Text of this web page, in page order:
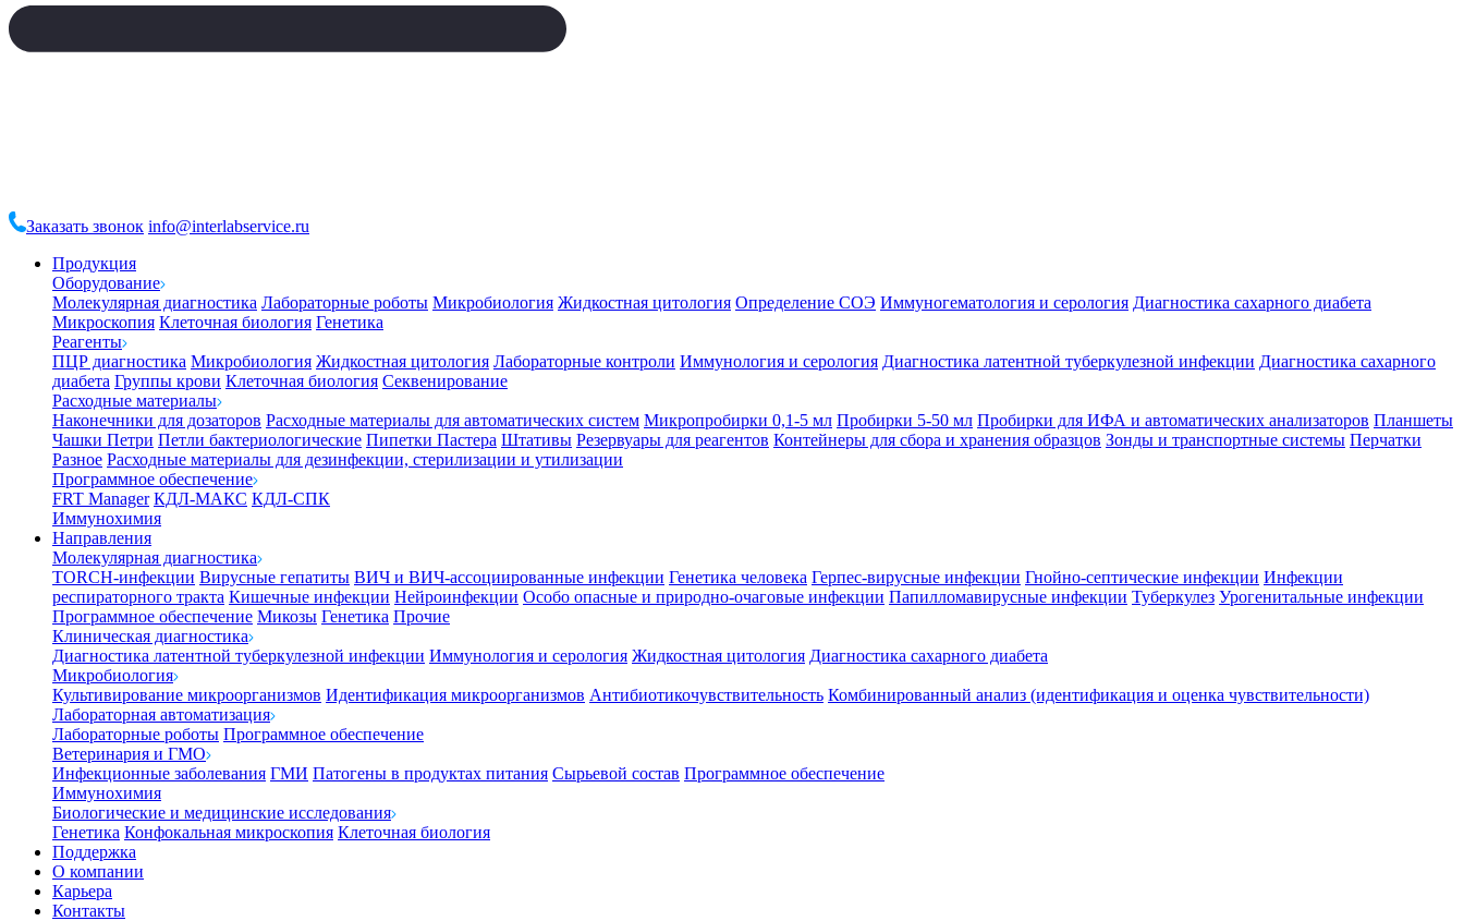
Заказать звонок info@interlabservice.ru
Продукция
Оборудование
Молекулярная диагностика Лабораторные роботы Микробиология Жидкостная цитология Определение СОЭ Иммуногематология и серология Диагностика сахарного диабета
Микроскопия Клеточная биология Генетика
Реагенты
ПЦР диагностика Микробиология Жидкостная цитология Лабораторные контроли Иммунология и серология Диагностика латентной туберкулезной инфекции Диагностика сахарного
диабета Группы крови Клеточная биология Секвенирование
Расходные материалы
Наконечники для дозаторов Расходные материалы для автоматических систем Микропробирки 0,1-5 мл Пробирки 5-50 мл Пробирки для ИФА и автоматических анализаторов Планшеты
Чашки Петри Петли бактериологические Пипетки Пастера Штативы Резервуары для реагентов Контейнеры для сбора и хранения образцов Зонды и транспортные системы Перчатки
Разное Расходные материалы для дезинфекции, стерилизации и утилизации
Программное обеспечение
FRT Manager КДЛ-МАКС КДЛ-СПК
Иммунохимия
Направления
Молекулярная диагностика
TORCH-инфекции Вирусные гепатиты ВИЧ и ВИЧ-ассоциированные инфекции Генетика человека Герпес-вирусные инфекции Гнойно-септические инфекции Инфекции
респираторного тракта Кишечные инфекции Нейроинфекции Особо опасные и природно-очаговые инфекции Папилломавирусные инфекции Туберкулез Урогенитальные инфекции
Программное обеспечение Микозы Генетика Прочие
Клиническая диагностика
Диагностика латентной туберкулезной инфекции Иммунология и серология Жидкостная цитология Диагностика сахарного диабета
Микробиология
Культивирование микроорганизмов Идентификация микроорганизмов Антибиотикочувствительность Комбинированный анализ (идентификация и оценка чувствительности)
Лабораторная автоматизация
Лабораторные роботы Программное обеспечение
Ветеринария и ГМО
Инфекционные заболевания ГМИ Патогены в продуктах питания Сырьевой состав Программное обеспечение
Иммунохимия
Биологические и медицинские исследования
Генетика Конфокальная микроскопия Клеточная биология
Поддержка
О компании
Карьера
Контакты